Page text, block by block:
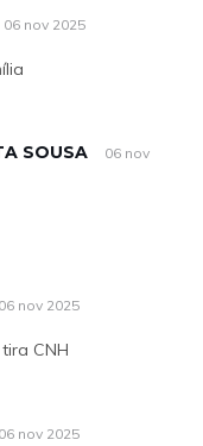
06 nov 2025
SOUSA 06 nov
06 nov 2025
CNH
06 nov 2025